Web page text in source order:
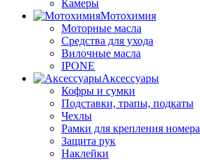
Камеры
Мотохимия
Моторные масла
Средства для ухода
Вилочные масла
IPONE
Аксессуары
Кофры и сумки
Подставки, трапы, подкаты
Чехлы
Рамки для крепления номера
Защита рук
Наклейки